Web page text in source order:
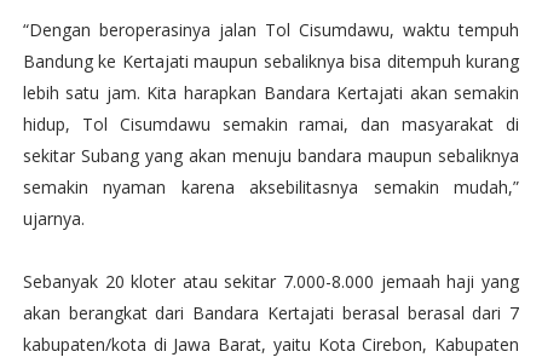
“Dengan beroperasinya jalan Tol Cisumdawu, waktu tempuh
Bandung ke Kertajati maupun sebaliknya bisa ditempuh kurang
lebih satu jam. Kita harapkan Bandara Kertajati akan semakin
hidup, Tol Cisumdawu semakin ramai, dan masyarakat di
sekitar Subang yang akan menuju bandara maupun sebaliknya
semakin nyaman karena aksebilitasnya semakin mudah,”
ujarnya.
Sebanyak 20 kloter atau sekitar 7.000-8.000 jemaah haji yang
akan berangkat dari Bandara Kertajati berasal berasal dari 7
kabupaten/kota di Jawa Barat, yaitu Kota Cirebon, Kabupaten